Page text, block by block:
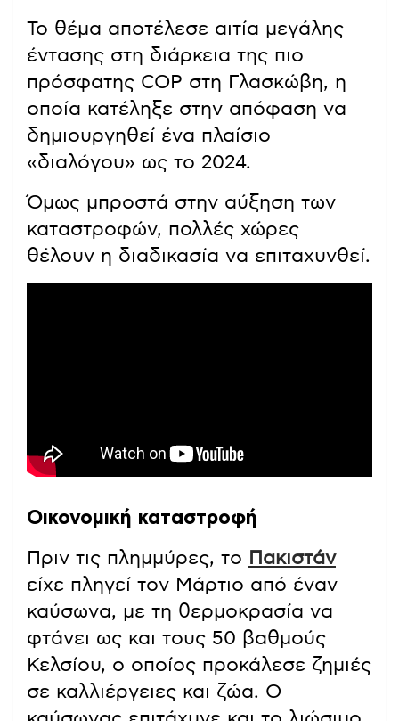
Το θέμα αποτέλεσε αιτία μεγάλης
έντασης στη διάρκεια της πιο
πρόσφατης COP στη Γλασκώβη, η
οποία κατέληξε στην απόφαση να
δημιουργηθεί ένα πλαίσιο
«διαλόγου» ως το 2024.
Όμως μπροστά στην αύξηση των
καταστροφών, πολλές χώρες
θέλουν η διαδικασία να επιταχυνθεί.
Οικονομική καταστροφή
Πριν τις πλημμύρες, το Πακιστάν
είχε πληγεί τον Μάρτιο από έναν
καύσωνα, με τη θερμοκρασία να
φτάνει ως και τους 50 βαθμούς
Κελσίου, ο οποίος προκάλεσε ζημιές
σε καλλιέργειες και ζώα. Ο